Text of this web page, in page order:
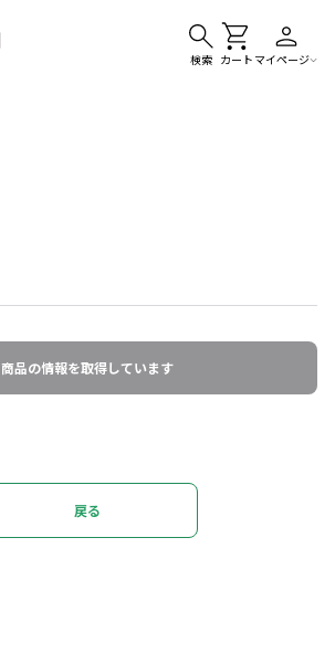
検索 カート マイページ
商品の情報を取得しています
戻る